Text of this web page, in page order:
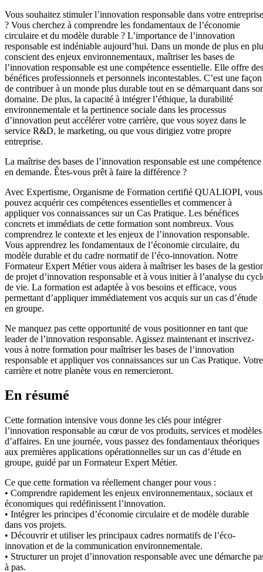
Vous souhaitez stimuler l’innovation responsable dans votre entreprise
? Vous cherchez à comprendre les fondamentaux de l’économie
circulaire et du modèle durable ? L’importance de l’innovation
responsable est indéniable aujourd’hui. Dans un monde de plus en
conscient des enjeux environnementaux, maîtriser les bases de
l’innovation responsable est une compétence essentielle. Elle offre des
bénéfices professionnels et personnels incontestables. C’est une façon
de contribuer à un monde plus durable tout en se démarquant dans
domaine. De plus, la capacité à intégrer l’éthique, la durabilité
environnementale et la pertinence sociale dans les processus
d’innovation peut accélérer votre carrière, que vous soyez dans le
service R&D, le marketing, ou que vous dirigiez votre propre
entreprise.
La maîtrise des bases de l’innovation responsable est une compétence
en demande. Êtes-vous prêt à faire la différence ?
Avec Expertisme, Organisme de Formation certifié QUALIOPI, vous
pouvez acquérir ces compétences essentielles et commencer à
appliquer vos connaissances sur un Cas Pratique. Les bénéfices
concrets et immédiats de cette formation sont nombreux. Vous
comprendrez le contexte et les enjeux de l’innovation responsable.
Vous apprendrez les fondamentaux de l’économie circulaire, du
modèle durable et du cadre normatif de l’éco-innovation. Notre
Formateur Expert Métier vous aidera à maîtriser les bases de la
de projet d’innovation responsable et à vous initier à l’analyse du
de vie. La formation est adaptée à vos besoins et efficace, vous
permettant d’appliquer immédiatement vos acquis sur un cas d’étude
en groupe.
Ne manquez pas cette opportunité de vous positionner en tant que
leader de l’innovation responsable. Agissez maintenant et inscrivez-
vous à notre formation pour maîtriser les bases de l’innovation
responsable et appliquer vos connaissances sur un Cas Pratique. Votre
carrière et notre planète vous en remercieront.
En résumé
Cette formation intensive vous donne les clés pour intégrer
l’innovation responsable au cœur de vos produits, services et modèles
d’affaires. En une journée, vous passez des fondamentaux théoriques
aux premières applications opérationnelles sur un cas d’étude en
groupe, guidé par un Formateur Expert Métier.
Ce que cette formation va réellement changer pour vous :
• Comprendre rapidement les enjeux environnementaux, sociaux et
économiques qui redéfinissent l’innovation.
• Intégrer les principes d’économie circulaire et de modèle durable
dans vos projets.
• Découvrir et utiliser les principaux cadres normatifs de l’éco-
innovation et de la communication environnementale.
• Structurer un projet d’innovation responsable avec une démarche
à pas.